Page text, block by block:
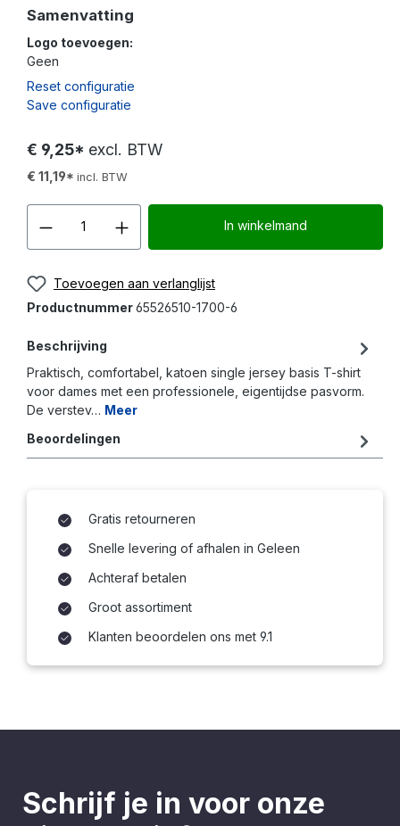
Samenvatting
Logo toevoegen:
Geen
Reset configuratie
Save configuratie
€ 9,25* excl. BTW
€ 11,19* incl. BTW
Producthoeveelheid:
In winkelmand
Toevoegen aan verlanglijst
Productnummer65526510-1700-6
Beschrijving
Praktisch, comfortabel, katoen single jersey basis T-shirt
voor dames met een professionele, eigentijdse pasvorm.
De verstev… Meer
Beoordelingen
Gratis retourneren
Snelle levering of afhalen in Geleen
Achteraf betalen
Groot assortiment
Klanten beoordelen ons met 9.1
Schrijf je in voor onze